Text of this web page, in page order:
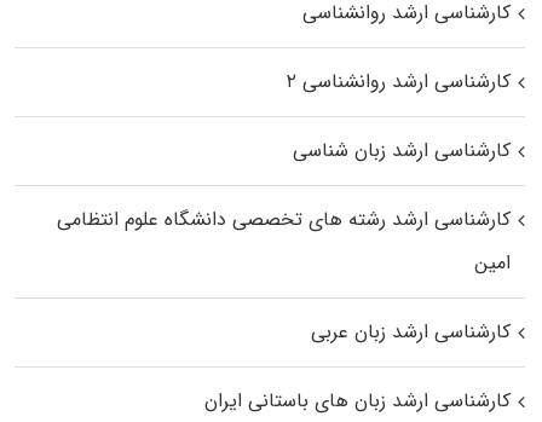
کارشناسی ارشد روانشناسی
کارشناسی ارشد روانشناسی ۲
کارشناسی ارشد زبان شناسی
کارشناسی ارشد رﺷﺘﻪ ﻫﺎی تخصصی داﻧﺸﮕﺎه ﻋﻠﻮم انتظامی
اﻣﻴﻦ
کارشناسی ارشد زبان عربی
کارشناسی ارشد زبان‌ های باستانی ایران